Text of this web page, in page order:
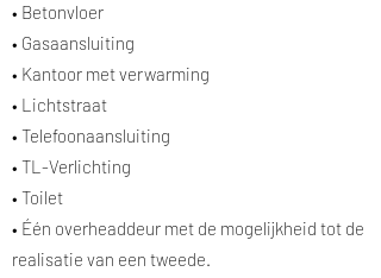
• Betonvloer
• Gasaansluiting
• Kantoor met verwarming
• Lichtstraat
• Telefoonaansluiting
• TL-Verlichting
• Toilet
• Één overheaddeur met de mogelijkheid tot de
realisatie van een tweede.